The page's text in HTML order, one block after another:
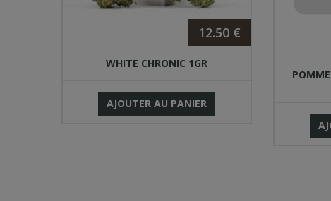
12.50 €
WHITE CHRONIC 1GR
AJOUTER AU PANIER